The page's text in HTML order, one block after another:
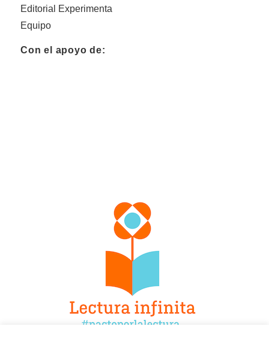
Editorial Experimenta
Equipo
Con el apoyo de: